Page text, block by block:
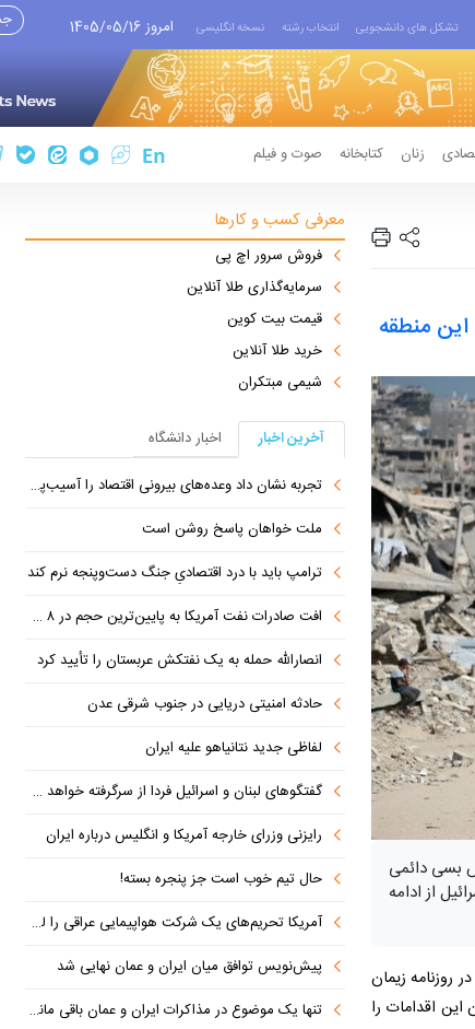
تشکل های دانشجویی انتخاب رشته نسخه انگلیسی امروز 1405/05/16
زنان کتابخانه صوت و فیلم
منطقه
بسی دائمی
از ادامه
روزنامه زیمان
اقدامات را
معرفی کسب و کارها
فروش سرور اچ پی
سرمایه‌گذاری طلا آنلاین
قیمت بیت کوین
خرید طلا آنلاین
شیمی مبتکران
آخرین اخبار
اخبار دانشگاه
تجربه نشان داد وعده‌های بیرونی اقتصاد را آسیب‌پذیرتر می‌کند
ملت خواهان پاسخ روشن است
ترامپ باید با درد اقتصادیِ جنگ دست‌و‌پنجه نرم کند
افت صادرات نفت آمریکا به پایین‌ترین حجم در ۸ ماه اخیر
انصارالله حمله به یک نفتکش عربستان را تأیید کرد
حادثه امنیتی دریایی در جنوب شرقی عدن
لفاظی جدید نتانیاهو علیه ایران
گفتگوهای لبنان و اسرائیل فردا از سرگرفته خواهد شد!
رایزنی وزرای خارجه آمریکا و انگلیس درباره ایران
حال تیم خوب است جز پنجره بسته!
آمریکا تحریم‌های یک شرکت هواپیمایی عراقی را لغو کرد
پیش‌نویس توافق میان ایران و عمان نهایی شد
تنها یک موضوع در مذاکرات ایران و عمان باقی مانده است